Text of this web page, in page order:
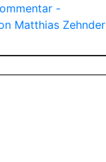
-
Matthias Zehnder